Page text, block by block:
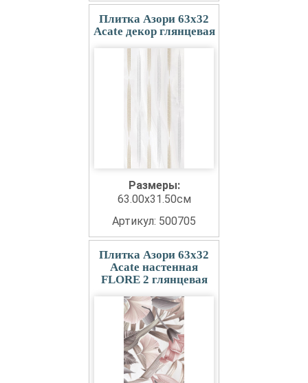
Плитка Азори 63x32
Acate декор глянцевая
Размеры:
63.00x31.50см
Артикул: 500705
Плитка Азори 63x32
Acate настенная
FLORE 2 глянцевая